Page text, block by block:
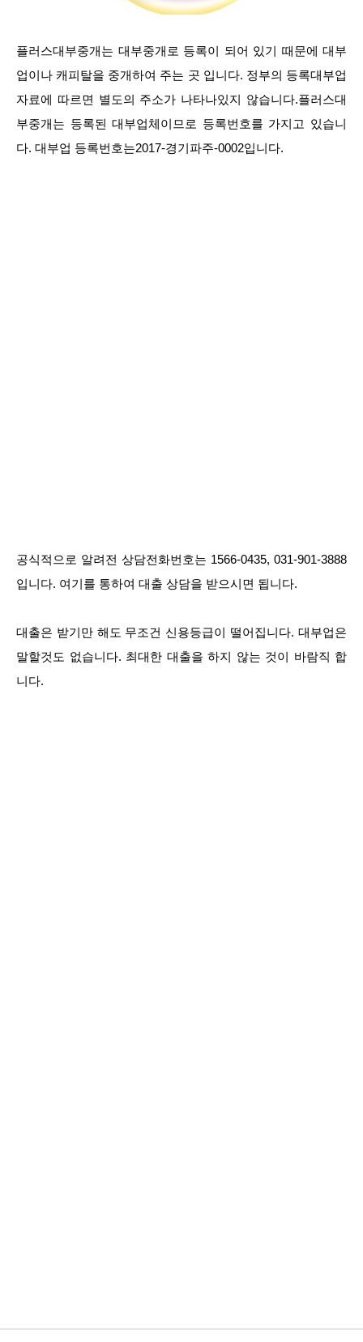
플러스대부중개는 대부중개로 등록이 되어 있기 때문에 대부
업이나 캐피탈을 중개하여 주는 곳 입니다. 정부의 등록대부업
자료에 따르면 별도의 주소가 나타나있지 않습니다.플러스대
부중개는 등록된 대부업체이므로 등록번호를 가지고 있습니
다. 대부업 등록번호는2017-경기파주-0002입니다.
공식적으로 알려전 상담전화번호는 1566-0435, 031-901-3888
입니다. 여기를 통하여 대출 상담을 받으시면 됩니다.
대출은 받기만 해도 무조건 신용등급이 떨어집니다. 대부업은
말할것도 없습니다. 최대한 대출을 하지 않는 것이 바람직 합
니다.